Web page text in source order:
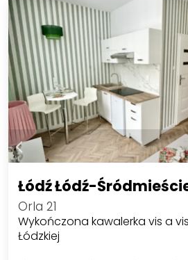
Łódź Łódź-
Orla 21
Wykończona kawalerka vis a
Łódzkiej